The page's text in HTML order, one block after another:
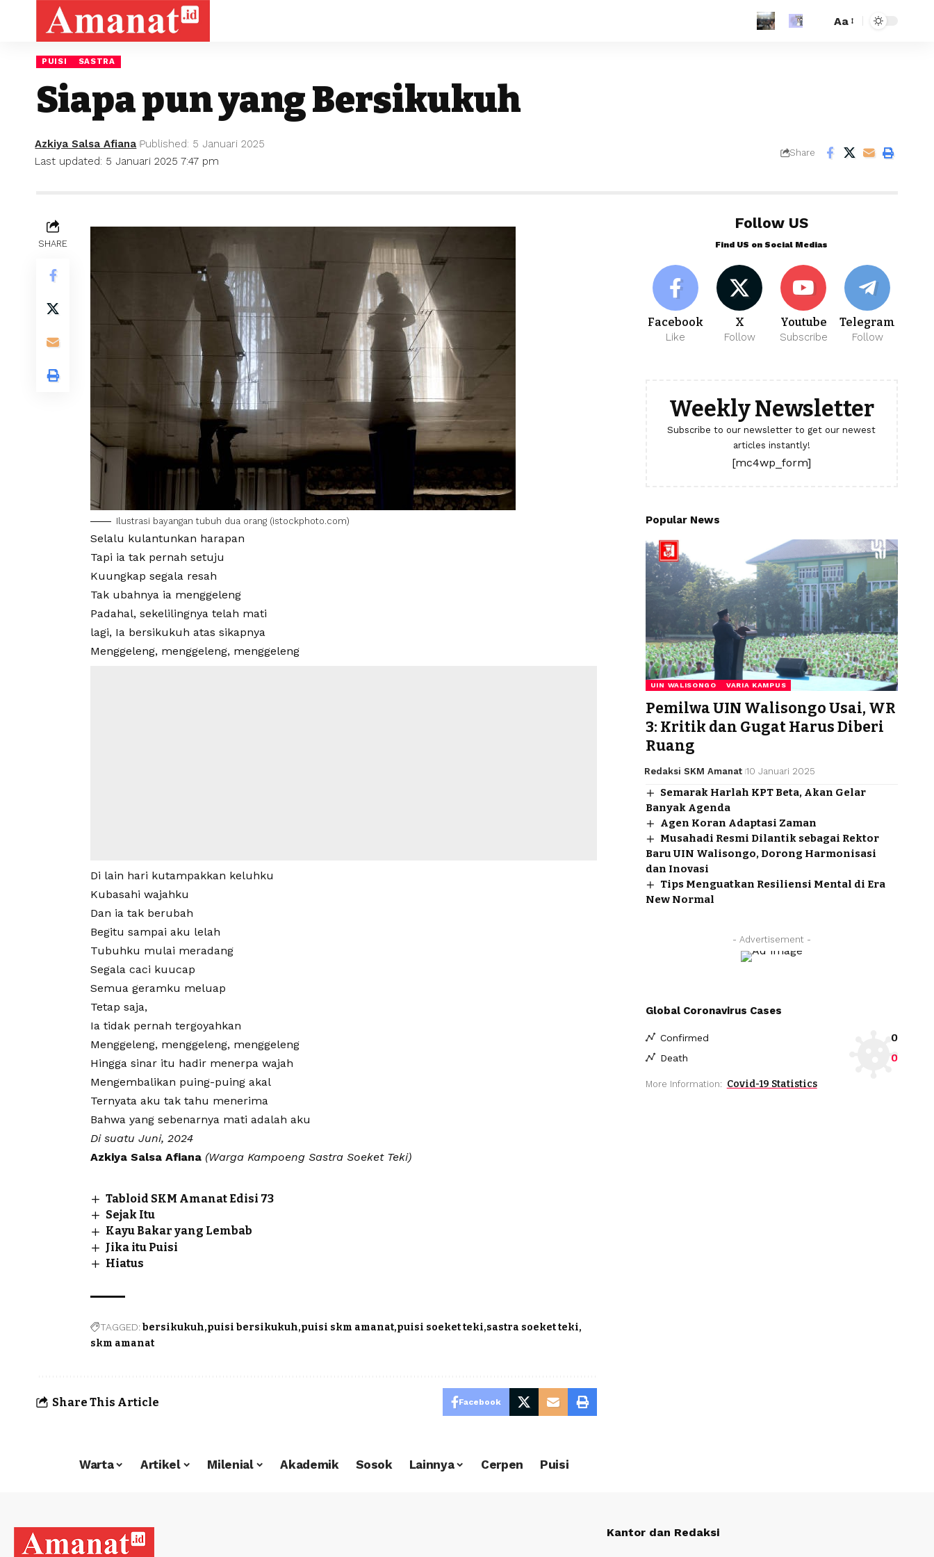
Aa
PUISI SASTRA
Siapa pun yang Bersikukuh
Last updated: 5 Januari 2025 7:47 pm
Azkiya Salsa Afiana Published: 5 Januari 2025
Share
SHARE
Ilustrasi bayangan tubuh dua orang (istockphoto.com)
Selalu kulantunkan harapan
Tapi ia tak pernah setuju
Kuungkap segala resah
Tak ubahnya ia menggeleng
Padahal, sekelilingnya telah mati
lagi, Ia bersikukuh atas sikapnya
Menggeleng, menggeleng, menggeleng
Di lain hari kutampakkan keluhku
Kubasahi wajahku
Dan ia tak berubah
Begitu sampai aku lelah
Tubuhku mulai meradang
Segala caci kuucap
Semua geramku meluap
Tetap saja,
Ia tidak pernah tergoyahkan
Menggeleng, menggeleng, menggeleng
Hingga sinar itu hadir menerpa wajah
Mengembalikan puing-puing akal
Ternyata aku tak tahu menerima
Bahwa yang sebenarnya mati adalah aku
Di suatu Juni, 2024
Azkiya Salsa Afiana (Warga Kampoeng Sastra Soeket Teki)
Tabloid SKM Amanat Edisi 73
Sejak Itu
Kayu Bakar yang Lembab
Jika itu Puisi
Hiatus
TAGGED:bersikukuh puisi bersikukuh puisi skm amanat puisi soeket teki sastra soeket teki
skm amanat
Share This Article Facebook
Follow US
Find US on Social Medias
Facebook
Like
X
Follow
Youtube
Subscribe
Telegram
Follow
Weekly Newsletter
Subscribe to our newsletter to get our newest
articles instantly!
[mc4wp_form]
Popular News
UIN WALISONGO VARIA KAMPUS
Pemilwa UIN Walisongo Usai, WR
3: Kritik dan Gugat Harus Diberi
Ruang
Redaksi SKM Amanat 10 Januari 2025
Semarak Harlah KPT Beta, Akan Gelar
Banyak Agenda
Agen Koran Adaptasi Zaman
Musahadi Resmi Dilantik sebagai Rektor
Baru UIN Walisongo, Dorong Harmonisasi
dan Inovasi
Tips Menguatkan Resiliensi Mental di Era
New Normal
- Advertisement -
Global Coronavirus Cases
Confirmed 0
Death 0
More Information: Covid-19 Statistics
Warta Artikel Milenial Akademik Sosok Lainnya Cerpen Puisi
Kantor dan Redaksi